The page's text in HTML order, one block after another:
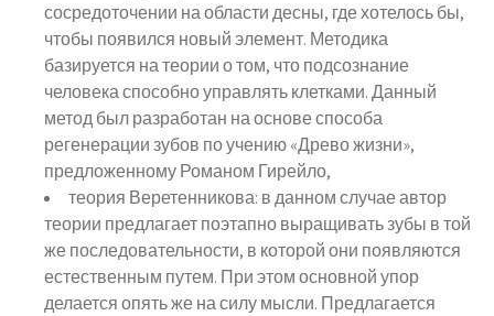
сосредоточении на области десны, где хотелось бы,
чтобы появился новый элемент. Методика
базируется на теории о том, что подсознание
человека способно управлять клетками. Данный
метод был разработан на основе способа
регенерации зубов по учению «Древо жизни»,
предложенному Романом Гирейло,
теория Веретенникова: в данном случае автор
теории предлагает поэтапно выращивать зубы в той
же последовательности, в которой они появляются
естественным путем. При этом основной упор
делается опять же на силу мысли. Предлагается